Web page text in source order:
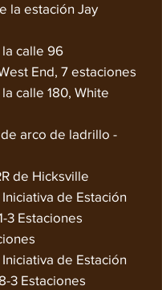
la estación Jay
calle 96
End, 7 estaciones
calle 180, White
arco de ladrillo -
de Hicksville
de Estación
3 Estaciones
de Estación
3 Estaciones